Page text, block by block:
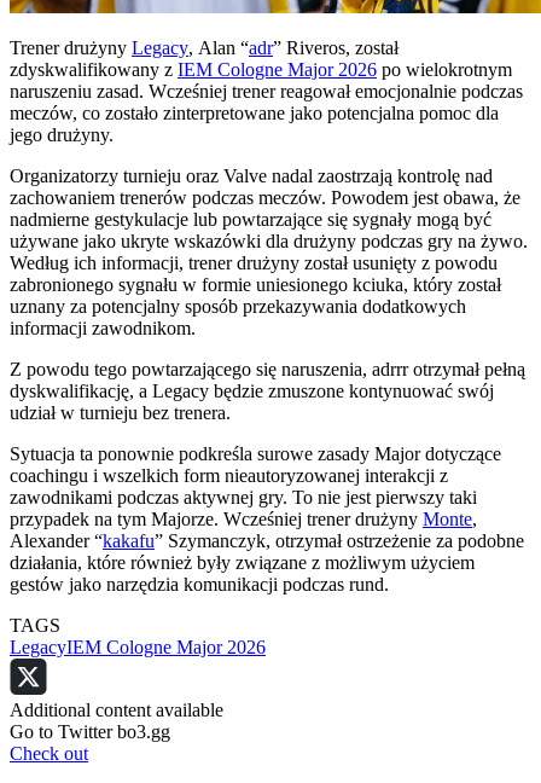
Trener drużyny Legacy, Alan “adr” Riveros, został
zdyskwalifikowany z IEM Cologne Major 2026 po wielokrotnym
naruszeniu zasad. Wcześniej trener reagował emocjonalnie podczas
meczów, co zostało zinterpretowane jako potencjalna pomoc dla
jego drużyny.
Organizatorzy turnieju oraz Valve nadal zaostrzają kontrolę nad
zachowaniem trenerów podczas meczów. Powodem jest obawa, że
nadmierne gestykulacje lub powtarzające się sygnały mogą być
używane jako ukryte wskazówki dla drużyny podczas gry na żywo.
Według ich informacji, trener drużyny został usunięty z powodu
zabronionego sygnału w formie uniesionego kciuka, który został
uznany za potencjalny sposób przekazywania dodatkowych
informacji zawodnikom.
Z powodu tego powtarzającego się naruszenia, adrrr otrzymał pełną
dyskwalifikację, a Legacy będzie zmuszone kontynuować swój
udział w turnieju bez trenera.
Sytuacja ta ponownie podkreśla surowe zasady Major dotyczące
coachingu i wszelkich form nieautoryzowanej interakcji z
zawodnikami podczas aktywnej gry. To nie jest pierwszy taki
przypadek na tym Majorze. Wcześniej trener drużyny Monte,
Alexander “kakafu” Szymanczyk, otrzymał ostrzeżenie za podobne
działania, które również były związane z możliwym użyciem
gestów jako narzędzia komunikacji podczas rund.
TAGS
LegacyIEM Cologne Major 2026
Additional content available
Go to Twitter bo3.gg
Check out